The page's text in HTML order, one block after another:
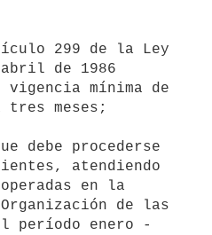
abril de 1986
mínima de
meses;
atendiendo
en la
de las
período enero -